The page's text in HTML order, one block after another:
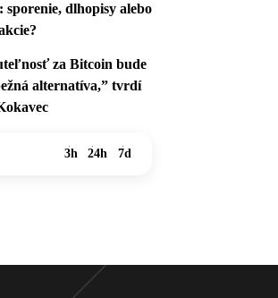
sporenie, dlhopisy alebo
za Bitcoin bude
alternatíva,” tvrdí
3h 24h 7d